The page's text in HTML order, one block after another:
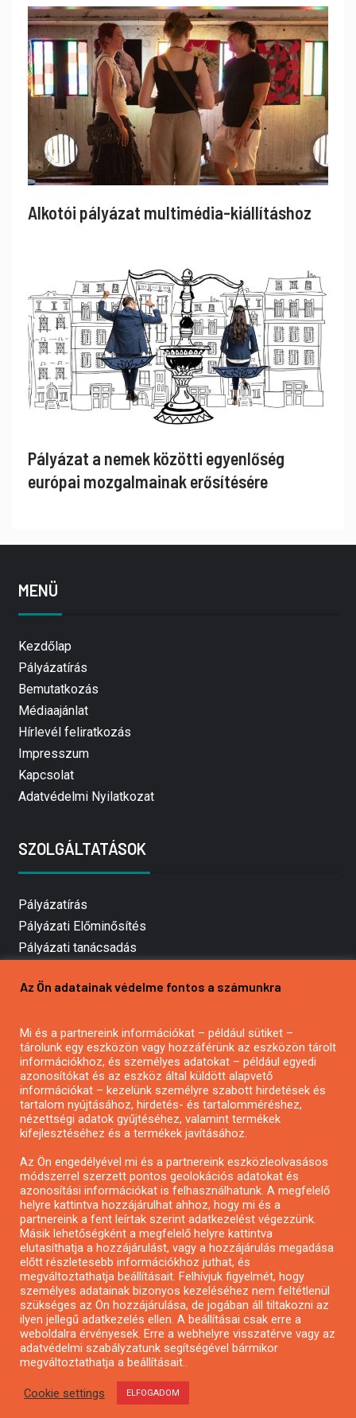
Alkotói pályázat multimédia-kiállításhoz
Pályázat a nemek közötti egyenlőség
európai mozgalmainak erősítésére
MENÜ
Kezdőlap
Pályázatírás
Bemutatkozás
Médiaajánlat
Hírlevél feliratkozás
Impresszum
Kapcsolat
Adatvédelmi Nyilatkozat
SZOLGÁLTATÁSOK
Pályázatírás
Pályázati Előminősítés
Pályázati tanácsadás
Mezőgazdasági pályázatírás
Pályázatírás civil szervezeteknek
Pályázatírás önkormányzatoknak
Pályázatfigyelés
Specifikus pályázatfigyelés vagy hírlevél
Pályázatok magánszemélyeknek
Pályázatok civil szervezeteknek
Pályázatok vállalkozásoknak
Önkormányzati pályázatok
Mezőgazdasági pályázatok
Falusi turizmus pályázatok
Napelem pályázatok
GINOP pályázatok
Copyright © All rights reserved.
Az Ön adatainak védelme fontos a számunkra
Mi és a partnereink információkat – például sütiket –
tárolunk egy eszközön vagy hozzáférünk az eszközön tárolt
információkhoz, és személyes adatokat – például egyedi
azonosítókat és az eszköz által küldött alapvető
információkat – kezelünk személyre szabott hirdetések és
tartalom nyújtásához, hirdetés- és tartalomméréshez,
nézettségi adatok gyűjtéséhez, valamint termékek
kifejlesztéséhez és a termékek javításához.
Az Ön engedélyével mi és a partnereink eszközleolvasásos
módszerrel szerzett pontos geolokációs adatokat és
azonosítási információkat is felhasználhatunk. A megfelelő
helyre kattintva hozzájárulhat ahhoz, hogy mi és a
partnereink a fent leírtak szerint adatkezelést végezzünk.
Másik lehetőségként a megfelelő helyre kattintva
elutasíthatja a hozzájárulást, vagy a hozzájárulás megadása
előtt részletesebb információkhoz juthat, és
megváltoztathatja beállításait. Felhívjuk figyelmét, hogy
személyes adatainak bizonyos kezeléséhez nem feltétlenül
szükséges az Ön hozzájárulása, de jogában áll tiltakozni az
ilyen jellegű adatkezelés ellen. A beállításai csak erre a
weboldalra érvényesek. Erre a webhelyre visszatérve vagy az
adatvédelmi szabályzatunk segítségével bármikor
megváltoztathatja a beállításait..
Cookie settings ELFOGADOM